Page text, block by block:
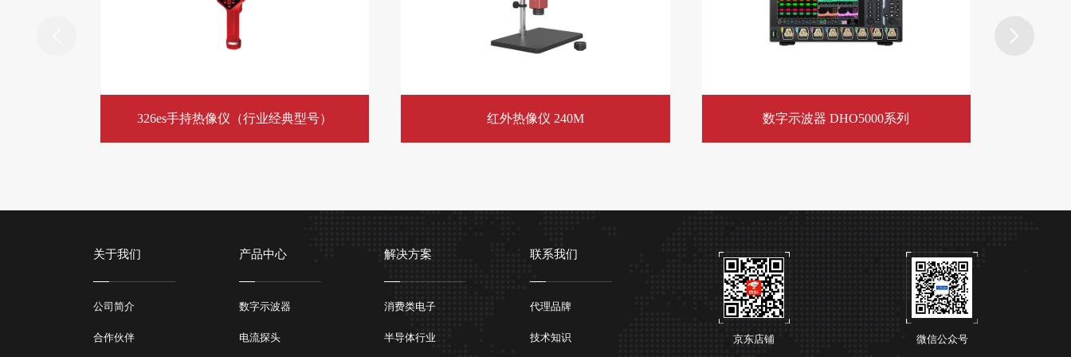
326es手持热像仪（行业经典型号） 红外热像仪 240M ​数字示波器 DHO5000系列
关于我们
公司简介
合作伙伴
产品中心
数字示波器
电流探头
解决方案
消费类电子
半导体行业
联系我们
代理品牌
技术知识 京东店铺 微信公众号